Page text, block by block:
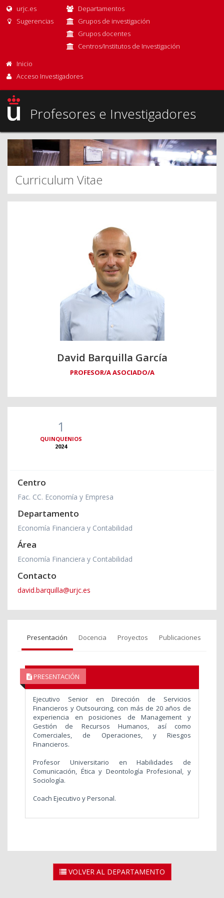
urjc.es
Sugerencias
Departamentos
Grupos de investigación
Grupos docentes
Centros/Institutos de Investigación
Inicio
Acceso Investigadores
Profesores e Investigadores
Curriculum Vitae
David Barquilla García
PROFESOR/A ASOCIADO/A
1
QUINQUENIOS
2024
Centro
Fac. CC. Economía y Empresa
Departamento
Economía Financiera y Contabilidad
Área
Economía Financiera y Contabilidad
Contacto
david.barquilla@urjc.es
Presentación Docencia Proyectos Publicaciones
PRESENTACIÓN
Ejecutivo Senior en Dirección de Servicios
Financieros y Outsourcing, con más de 20 años de
experiencia en posiciones de Management y
Gestión de Recursos Humanos, así como
Comerciales, de Operaciones, y Riesgos
Financieros.
Profesor Universitario en Habilidades de
Comunicación, Ética y Deontología Profesional, y
Sociología.
Coach Ejecutivo y Personal.
VOLVER AL DEPARTAMENTO